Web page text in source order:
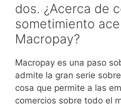
dos. ¿Acerca de
sometimiento
Macropay?
Macropay es una paso
admite la gran serie
cosa que permite a las
comercios sobre todo el